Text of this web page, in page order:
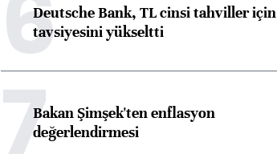
Deutsche Bank, TL cinsi tahviller için
tavsiyesini yükseltti
7Bakan Şimşek'ten enflasyon
değerlendirmesi